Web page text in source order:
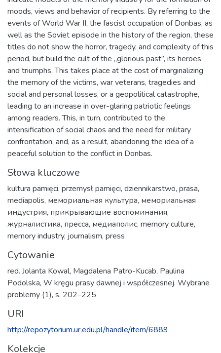
moods, views and behavior of recipients. By referring to the
events of World War II, the fascist occupation of Donbas, as
well as the Soviet episode in the history of the region, these
titles do not show the horror, tragedy, and complexity of this
period, but build the cult of the „glorious past”, its heroes
and triumphs. This takes place at the cost of marginalizing
the memory of the victims, war veterans, tragedies and
social and personal losses, or a geopolitical catastrophe,
leading to an increase in over-glaring patriotic feelings
among readers. This, in turn, contributed to the
intensification of social chaos and the need for military
confrontation, and, as a result, abandoning the idea of a
peaceful solution to the conflict in Donbas.
Słowa kluczowe
kultura pamięci, przemysł pamięci, dziennikarstwo, prasa,
mediapolis, мемориальная культура, мемориальная
индустрия, прикрывающие воспоминания,
журналистика, пресса, медиаполис, memory culture,
memory industry, journalism, press
Cytowanie
red. Jolanta Kowal, Magdalena Patro-Kucab, Paulina
Podolska, W kręgu prasy dawnej i współczesnej. Wybrane
problemy (1), s. 202–225
URI
http://repozytorium.ur.edu.pl/handle/item/6889
Kolekcje